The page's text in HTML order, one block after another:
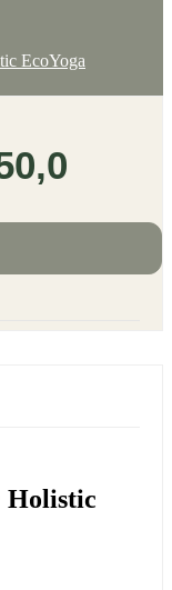
EcoYoga
Holistic